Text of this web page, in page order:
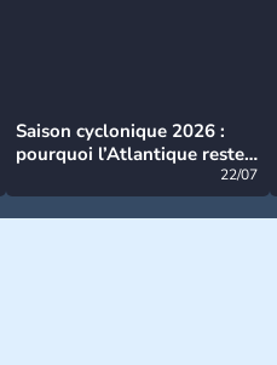
Saison cyclonique 2026 :
pourquoi l’Atlantique reste
22/07